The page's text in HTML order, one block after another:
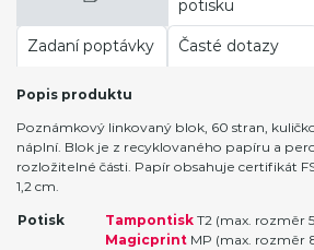
potisku
Zadaní poptávky Časté dotazy
Popis produktu
Poznámkový linkovaný blok, 60 stran,
náplní. Blok je z recyklovaného papíru a
rozložitelné části. Papír obsahuje certifikát
1,2 cm.
Potisk Tampontisk T2 (max. rozměr
Magicprint MP (max. rozměr